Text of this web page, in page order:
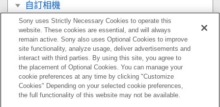
自訂相機
觀看
變更相機設定
智慧型手機可用的功能
使用電腦
Sony uses Strictly Necessary Cookies to operate this
website. These cookies are essential, and will always
remain active. Sony also uses Optional Cookies to improve
site functionality, analyze usage, deliver advertisements and
interact with third parties. By using this site, you agree to
the placement of Optional Cookies. You can manage your
cookie preferences at any time by clicking "Customize
Cookies" Depending on your selected cookie preferences,
the full functionality of this website may not be available.